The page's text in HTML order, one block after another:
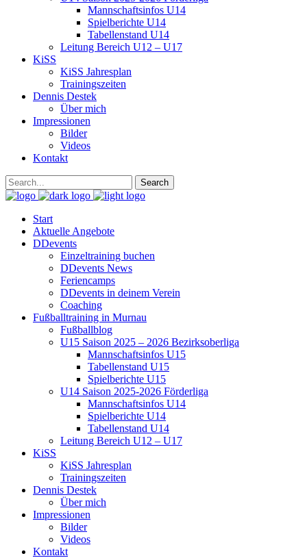
Mannschaftsinfos U14
Spielberichte U14
Tabellenstand U14
Leitung Bereich U12 – U17
KiSS
KiSS Jahresplan
Trainingszeiten
Dennis Destek
Über mich
Impressionen
Bilder
Videos
Kontakt
Start
Aktuelle Angebote
DDevents
Einzeltraining buchen
DDevents News
Feriencamps
DDevents in deinem Verein
Coaching
Fußballtraining in Murnau
Fußballblog
U15 Saison 2025 – 2026 Bezirksoberliga
Mannschaftsinfos U15
Tabellenstand U15
Spielberichte U15
U14 Saison 2025-2026 Förderliga
Mannschaftsinfos U14
Spielberichte U14
Tabellenstand U14
Leitung Bereich U12 – U17
KiSS
KiSS Jahresplan
Trainingszeiten
Dennis Destek
Über mich
Impressionen
Bilder
Videos
Kontakt